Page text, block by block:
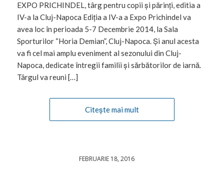
EXPO PRICHINDEL, târg pentru copii și părinți, editia a
IV-a la Cluj-Napoca Ediția a IV-a a Expo Prichindel va
avea loc în perioada 5-7 Decembrie 2014, la Sala
Sporturilor “Horia Demian”, Cluj-Napoca. Și anul acesta
va fi cel mai amplu eveniment al sezonului din Cluj-
Napoca, dedicate întregii familii și sărbătorilor de iarnă.
Târgul va reuni […]
Citește mai mult
FEBRUARIE 18, 2016
/